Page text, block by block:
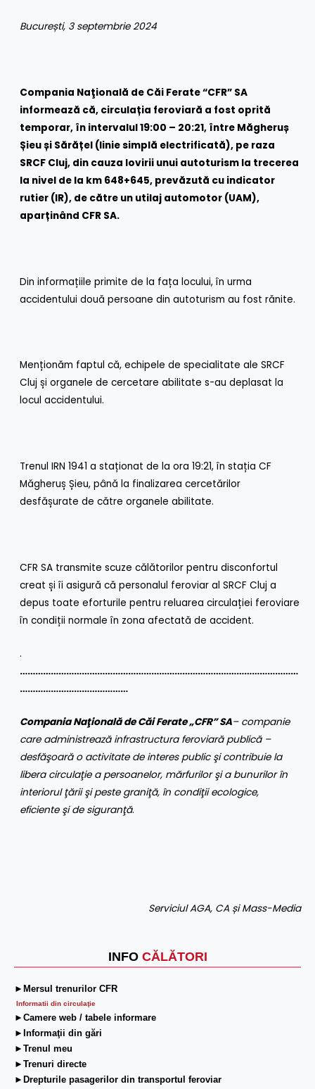
INFO CĂLĂTORI
►Mersul trenurilor CFR
Informatii din circulaţie
►Camere web / tabele informare
►Informaţii din gări
►Trenul meu
►Trenuri directe
►Drepturile pasagerilor din transportul feroviar
București, 3 septembrie 2024
Compania Naţională de Căi Ferate “CFR” SA
informează că, circulația feroviară a fost oprită
temporar, în intervalul 19:00 – 20:21, între Măgheruș
Șieu și Sărățel (linie simplă electrificată), pe raza
SRCF Cluj, din cauza lovirii unui autoturism la trecerea
la nivel de la km 648+645, prevăzută cu indicator
rutier (IR), de către un utilaj automotor (UAM),
aparținând CFR SA.
Din informațiile primite de la fața locului, în urma
accidentului două persoane din autoturism au fost rănite.
Menționăm faptul că, echipele de specialitate ale SRCF
Cluj și organele de cercetare abilitate s-au deplasat la
locul accidentului.
Trenul IRN 1941 a staționat de la ora 19:21, în stația CF
Măgheruș Șieu, până la finalizarea cercetărilor
desfășurate de către organele abilitate.
CFR SA transmite scuze călătorilor pentru disconfortul
creat și îi asigură că personalul feroviar al SRCF Cluj a
depus toate eforturile pentru reluarea circulației feroviare
în condiții normale în zona afectată de accident.
.
………………………………………………………………………………………………
……………………………………
Compania Naţională de Căi Ferate „CFR” SA– companie
care administrează infrastructura feroviară publică –
desfăşoară o activitate de interes public şi contribuie la
libera circulaţie a persoanelor, mărfurilor şi a bunurilor în
interiorul ţării şi peste graniţă, în condiţii ecologice,
eficiente şi de siguranţă.
Serviciul AGA, CA și Mass-Media